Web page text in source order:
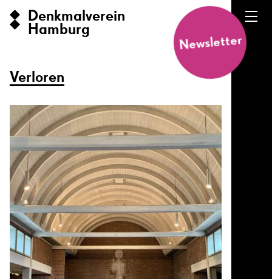
Denkmalverein
Hamburg
Newsletter
Verloren